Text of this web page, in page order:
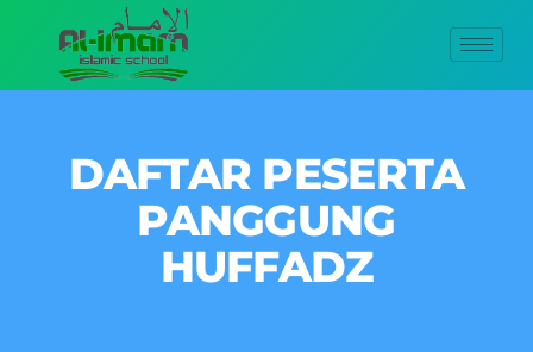
DAFTAR PESERTA
PANGGUNG
HUFFADZ